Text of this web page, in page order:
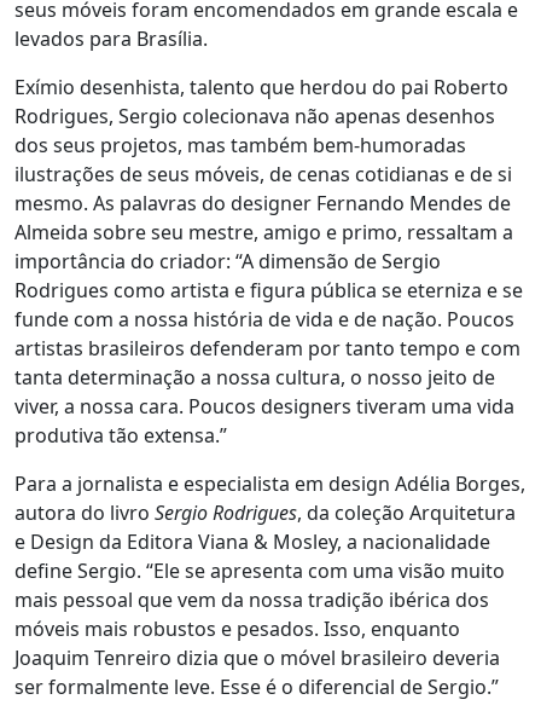
seus móveis foram encomendados em grande escala e
levados para Brasília.
Exímio desenhista, talento que herdou do pai Roberto
Rodrigues, Sergio colecionava não apenas desenhos
dos seus projetos, mas também bem-humoradas
ilustrações de seus móveis, de cenas cotidianas e de si
mesmo. As palavras do designer Fernando Mendes de
Almeida sobre seu mestre, amigo e primo, ressaltam a
importância do criador: “A dimensão de Sergio
Rodrigues como artista e figura pública se eterniza e se
funde com a nossa história de vida e de nação. Poucos
artistas brasileiros defenderam por tanto tempo e com
tanta determinação a nossa cultura, o nosso jeito de
viver, a nossa cara. Poucos designers tiveram uma vida
produtiva tão extensa.”
Para a jornalista e especialista em design Adélia Borges,
autora do livro Sergio Rodrigues, da coleção Arquitetura
e Design da Editora Viana & Mosley, a nacionalidade
define Sergio. “Ele se apresenta com uma visão muito
mais pessoal que vem da nossa tradição ibérica dos
móveis mais robustos e pesados. Isso, enquanto
Joaquim Tenreiro dizia que o móvel brasileiro deveria
ser formalmente leve. Esse é o diferencial de Sergio.”